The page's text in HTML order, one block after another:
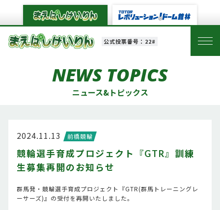
公式投票番号：22#
NEWS TOPICS
ニュース&トピックス
2024.11.13 前橋競輪
競輪選手育成プロジェクト『GTR』訓練
生募集再開のお知らせ
群馬発・競輪選手育成プロジェクト『GTR(群馬トレーニングレ
ーサーズ)』の受付を再開いたしました。